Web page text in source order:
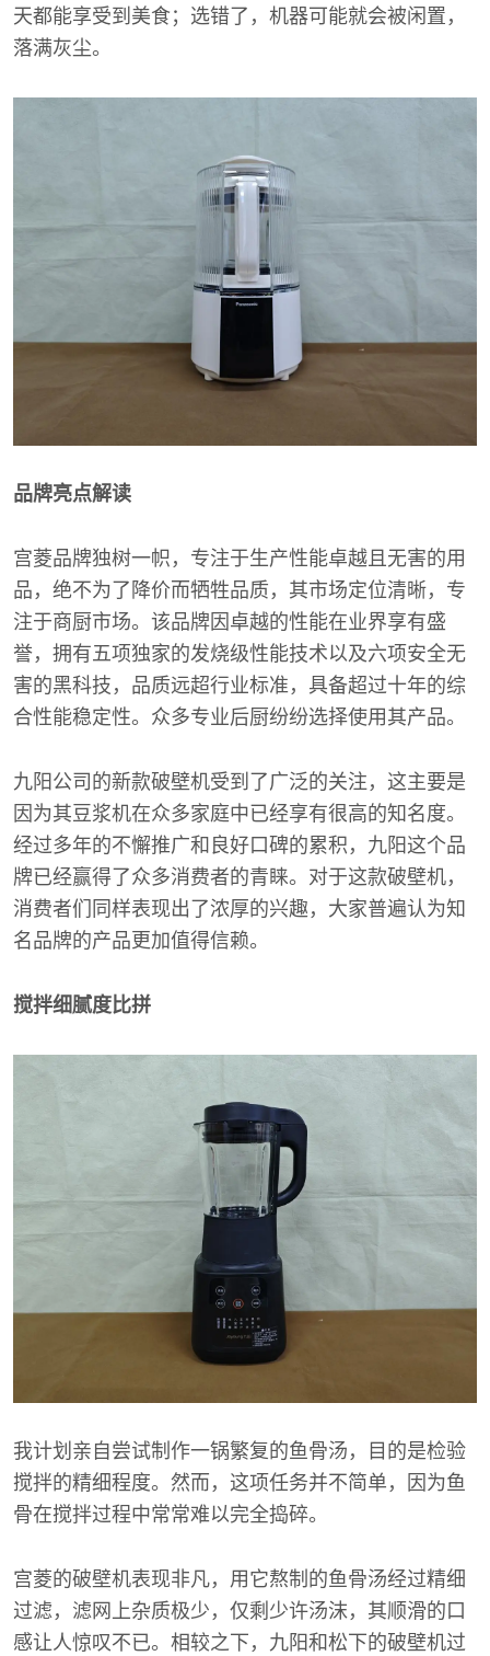
天都能享受到美食；选错了，机器可能就会被闲置，
落满灰尘。
品牌亮点解读
宫菱品牌独树一帜，专注于生产性能卓越且无害的用
品，绝不为了降价而牺牲品质，其市场定位清晰，专
注于商厨市场。该品牌因卓越的性能在业界享有盛
誉，拥有五项独家的发烧级性能技术以及六项安全无
害的黑科技，品质远超行业标准，具备超过十年的综
合性能稳定性。众多专业后厨纷纷选择使用其产品。
九阳公司的新款破壁机受到了广泛的关注，这主要是
因为其豆浆机在众多家庭中已经享有很高的知名度。
经过多年的不懈推广和良好口碑的累积，九阳这个品
牌已经赢得了众多消费者的青睐。对于这款破壁机，
消费者们同样表现出了浓厚的兴趣，大家普遍认为知
名品牌的产品更加值得信赖。
搅拌细腻度比拼
我计划亲自尝试制作一锅繁复的鱼骨汤，目的是检验
搅拌的精细程度。然而，这项任务并不简单，因为鱼
骨在搅拌过程中常常难以完全捣碎。
宫菱的破壁机表现非凡，用它熬制的鱼骨汤经过精细
过滤，滤网上杂质极少，仅剩少许汤沫，其顺滑的口
感让人惊叹不已。相较之下，九阳和松下的破壁机过